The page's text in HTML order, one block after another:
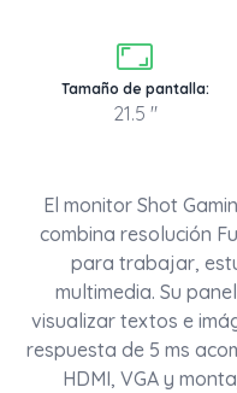
Tamaño de pantalla:
21.5 "
El monitor Shot
combina resolución
para trabajar,
multimedia. Su
visualizar textos e
respuesta de 5 ms
HDMI, VGA y